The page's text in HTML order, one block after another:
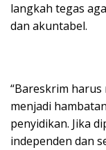
langkah tegas
dan akuntabel.
“Bareskrim
menjadi
penyidikan. Jika
independen dan